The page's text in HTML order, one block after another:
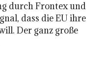
durch Frontex und
dass die EU ihre
Der ganz große